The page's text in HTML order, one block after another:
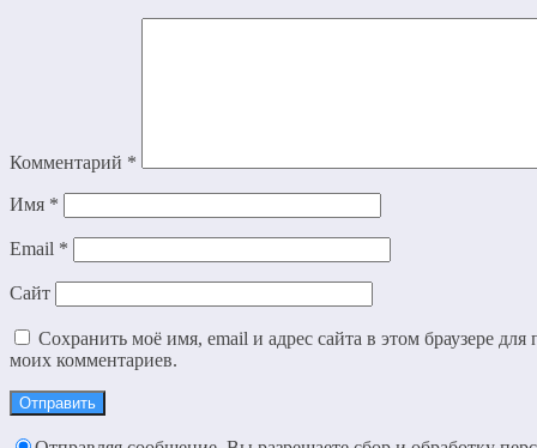
Комментарий *
Имя *
Email *
Сайт
Сохранить моё имя, email и адрес сайта в этом браузере
моих комментариев.